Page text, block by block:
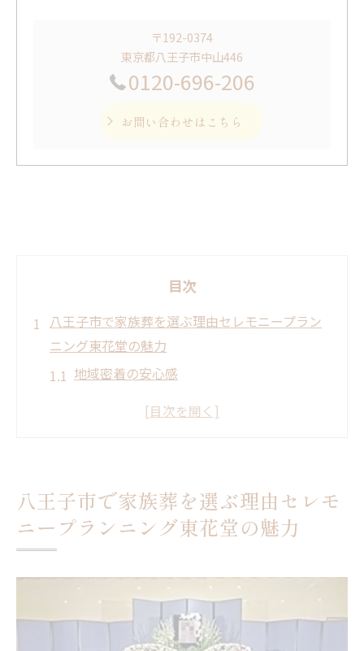
〒192-0374
東京都八王子市中山446
0120-696-206
お問い合わせはこちら
目次
八王子市で家族葬を選ぶ理由セレモニープラン
ニング東花堂の魅力
地域密着の安心感
温かなサポートで心のつながりを大切に
選ばれる理由：経験豊富なスタッフ
地域伝統と現代的なアプローチの融合
八王子市で浸透する家族葬の理由
家族葬がもたらす心の安らぎ
八王子市で家族葬を選ぶ理由セレモ
ニープランニング東花堂の魅力